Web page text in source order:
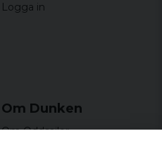
Logga in
Om Dunken
Om Oddsailor